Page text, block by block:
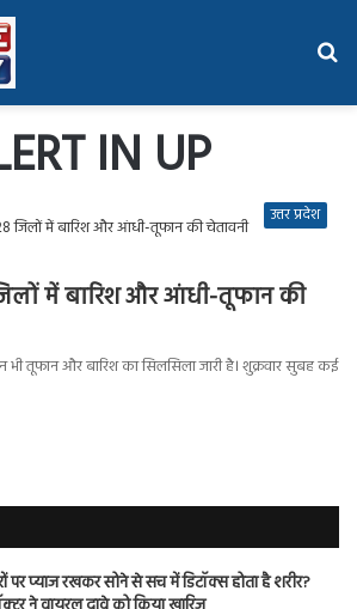
IN UP
उत्तर प्रदेश
में बारिश और आंधी-तूफान की
भी तूफान और बारिश का सिलसिला जारी है। शुक्रवार सुबह कई
पर प्याज रखकर सोने से सच में डिटॉक्स होता है शरीर?